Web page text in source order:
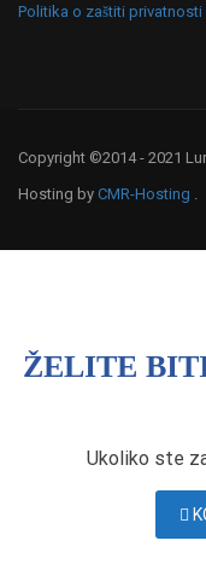
Politika o zaštiti privatnosti
Copyright ©2014 - 2021
Hosting by CMR-Hosting
ŽELITE
Ukoliko ste